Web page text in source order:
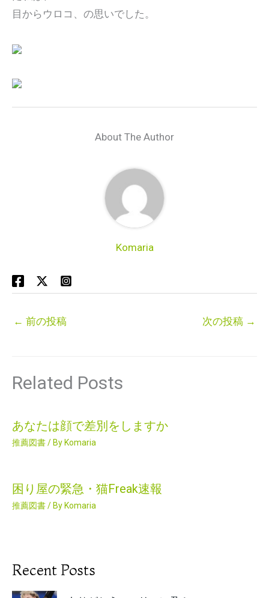
目からウロコ、の思いでした。
About The Author
Komaria
← 前の投稿 次の投稿 →
Related Posts
あなたは顔で差別をしますか
推薦図書/ ByKomaria
困り屋の緊急・猫Freak速報
推薦図書/ ByKomaria
Recent Posts